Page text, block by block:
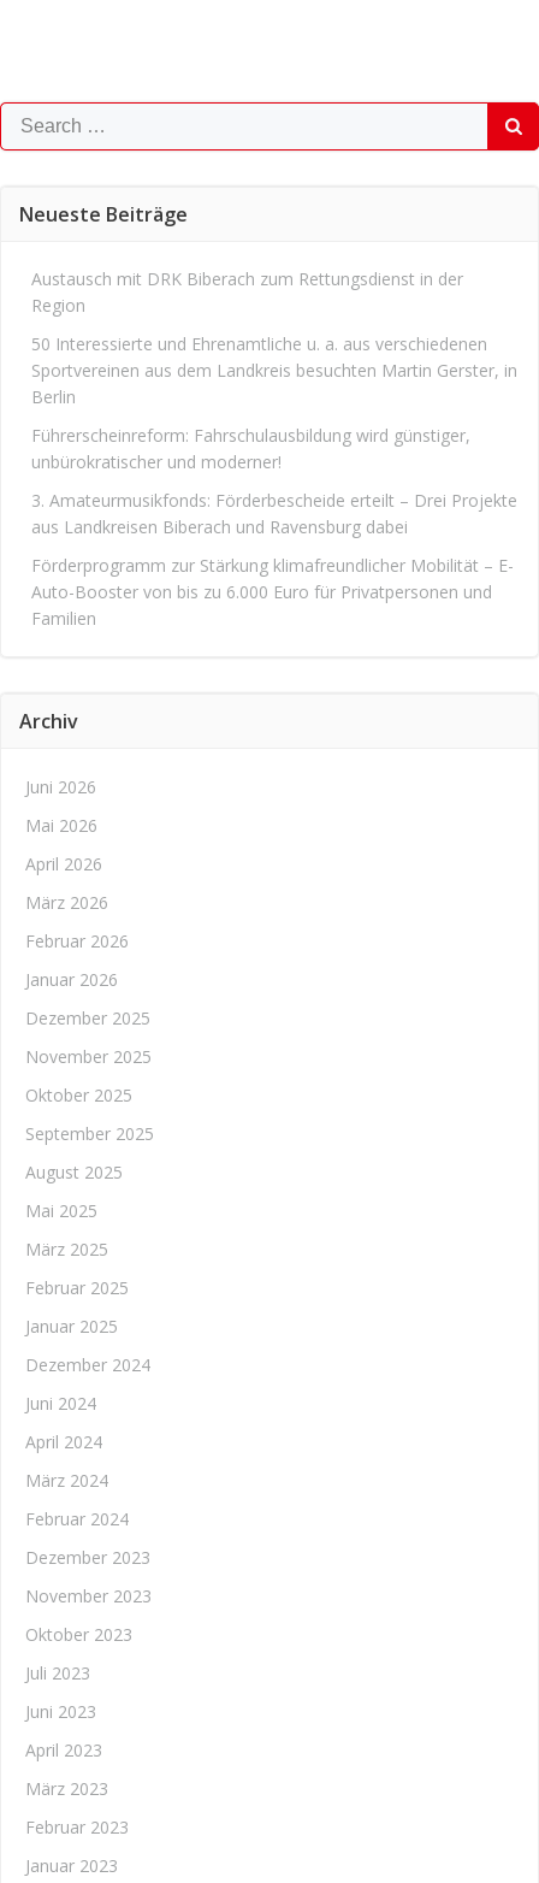
Search
for:
Neueste Beiträge
Austausch mit DRK Biberach zum Rettungsdienst in der
Region
50 Interessierte und Ehrenamtliche u. a. aus verschiedenen
Sportvereinen aus dem Landkreis besuchten Martin Gerster, in
Berlin
Führerscheinreform: Fahrschulausbildung wird günstiger,
unbürokratischer und moderner!
3. Amateurmusikfonds: Förderbescheide erteilt – Drei Projekte
aus Landkreisen Biberach und Ravensburg dabei
Förderprogramm zur Stärkung klimafreundlicher Mobilität – E-
Auto-Booster von bis zu 6.000 Euro für Privatpersonen und
Familien
Archiv
Juni 2026
Mai 2026
April 2026
März 2026
Februar 2026
Januar 2026
Dezember 2025
November 2025
Oktober 2025
September 2025
August 2025
Mai 2025
März 2025
Februar 2025
Januar 2025
Dezember 2024
Juni 2024
April 2024
März 2024
Februar 2024
Dezember 2023
November 2023
Oktober 2023
Juli 2023
Juni 2023
April 2023
März 2023
Februar 2023
Januar 2023